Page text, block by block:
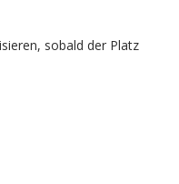
sobald der Platz